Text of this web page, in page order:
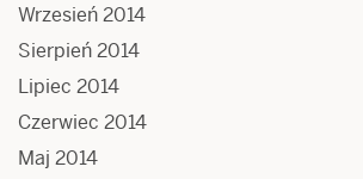
Wrzesień 2014
Sierpień 2014
Lipiec 2014
Czerwiec 2014
Maj 2014